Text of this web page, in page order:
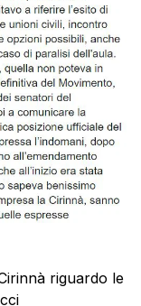
riguardo le